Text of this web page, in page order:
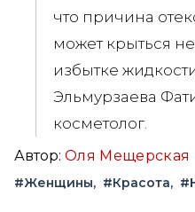
что причина
может крыться
избытке
Эльмурзаева
косметолог.
Автор: Оля Мещерская
#Женщины #Красота